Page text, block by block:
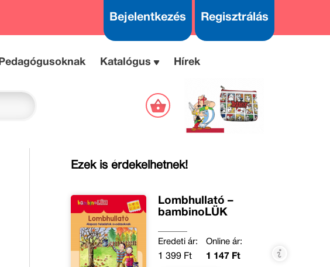
Bejelentkezés Regisztrálás
Pedagógusoknak Katalógus Hírek
Ezek is érdekelhetnek!
Lombhullató –
bambinoLÜK
Eredeti ár:
1 399 Ft
Online ár:
1 147 Ft